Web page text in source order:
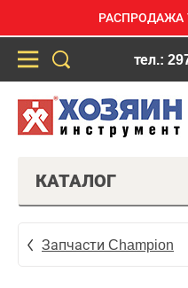
РАСПРОДАЖА
тел.:
КАТАЛОГ
Запчасти Champion